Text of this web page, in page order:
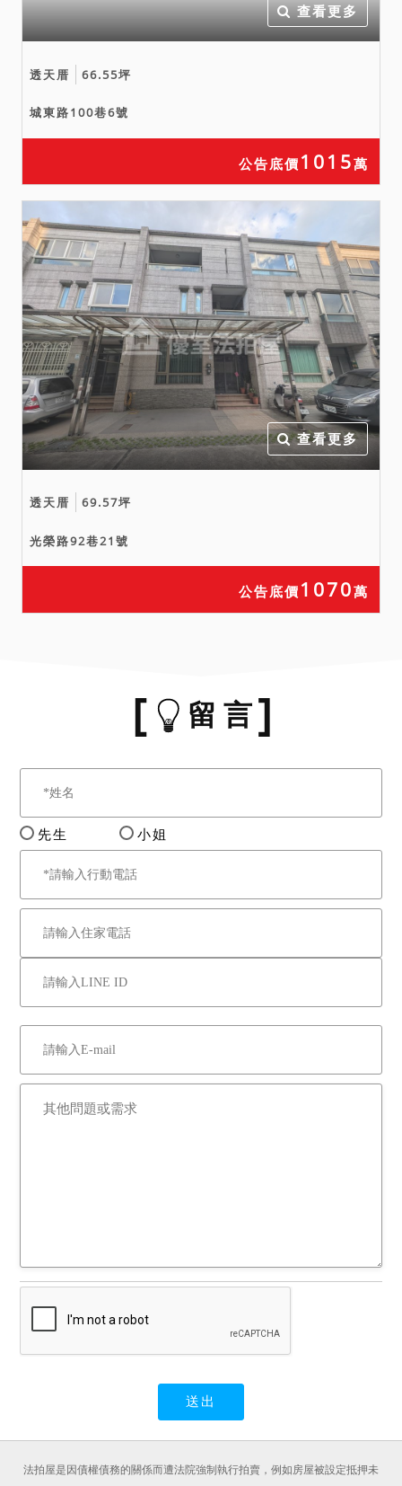
查看更多
透天厝 66.55坪
城東路100巷6號
公告底價 1015萬
查看更多
透天厝 69.57坪
光榮路92巷21號
公告底價 1070萬
留 言
先生 小姐
法拍屋是因債權債務的關係而遭法院強制執行拍賣，例如房屋被設定抵押未